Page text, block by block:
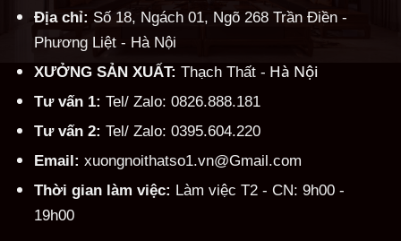
Địa chỉ: Số 18, Ngách 01, Ngõ 268 Trần Điền -
Phương Liệt - Hà Nội
XƯỞNG SẢN XUẤT: Thạch Thất - Hà Nội
Tư vấn 1: Tel/ Zalo: 0826.888.181
Tư vấn 2: Tel/ Zalo: 0395.604.220
Email: xuongnoithatso1.vn@Gmail.com
Thời gian làm việc: Làm việc T2 - CN: 9h00 -
19h00